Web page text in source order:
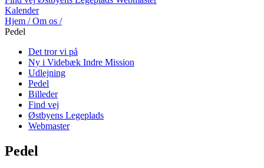
Kalender
Hjem / Om os /
Pedel
Det tror vi på
Ny i Videbæk Indre Mission
Udlejning
Pedel
Billeder
Find vej
Østbyens Legeplads
Webmaster
Pedel